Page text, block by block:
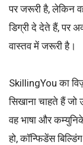
पर जरूरी है, लेकिन
डिग्री दे देते हैं, पर
वास्तव में जरूरी है।
SkillingYou का
सिखाना चाहते हैं
वह भाषा और
हो, कॉन्फिडेंस